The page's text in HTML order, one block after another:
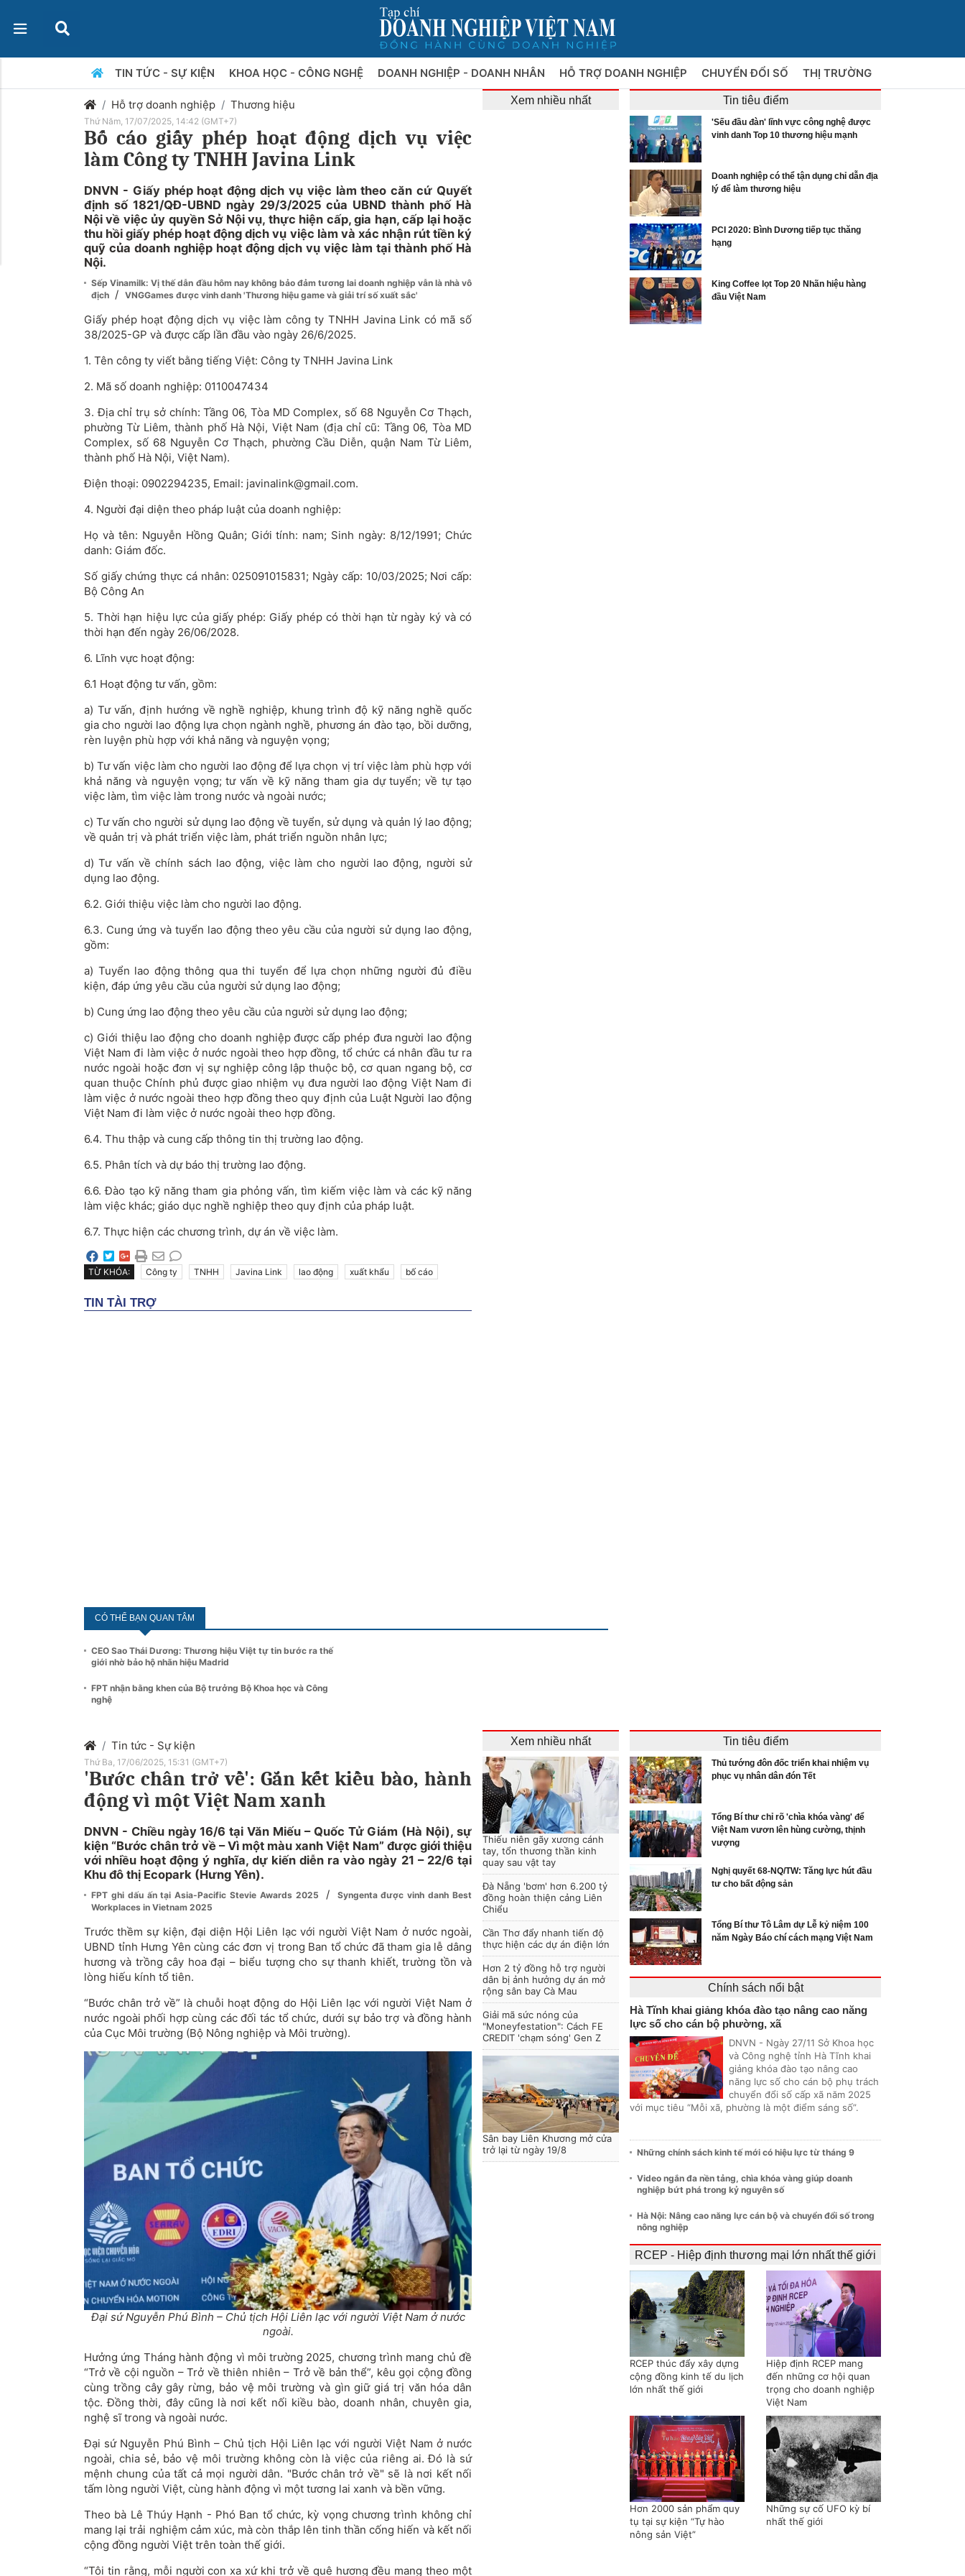
TIN TỨC - SỰ KIỆN KHOA HỌC - CÔNG NGHỆ DOANH NGHIỆP - DOANH NHÂN HỖ TRỢ DOANH NGHIỆP CHUYỂN ĐỔI SỐ THỊ TRƯỜNG
Hỗ trợ doanh nghiệp Thương hiệu
Thứ Năm, 17/07/2025, 14:42 (GMT+7)
Bố cáo giấy phép hoạt động dịch vụ việc
làm Công ty TNHH Javina Link
DNVN - Giấy phép hoạt động dịch vụ việc làm theo căn cứ Quyết
định số 1821/QĐ-UBND ngày 29/3/2025 của UBND thành phố Hà
Nội về việc ủy quyền Sở Nội vụ, thực hiện cấp, gia hạn, cấp lại hoặc
thu hồi giấy phép hoạt động dịch vụ việc làm và xác nhận rút tiền ký
quỹ của doanh nghiệp hoạt động dịch vụ việc làm tại thành phố Hà
Nội.
Sếp Vinamilk: Vị thế dẫn đầu hôm nay không bảo đảm tương lai doanh nghiệp vẫn là nhà vô
địch / VNGGames được vinh danh 'Thương hiệu game và giải trí số xuất sắc'
Giấy phép hoạt động dịch vụ việc làm công ty TNHH Javina Link có mã số
38/2025-GP và được cấp lần đầu vào ngày 26/6/2025.
1. Tên công ty viết bằng tiếng Việt: Công ty TNHH Javina Link
2. Mã số doanh nghiệp: 0110047434
3. Địa chỉ trụ sở chính: Tầng 06, Tòa MD Complex, số 68 Nguyễn Cơ Thạch,
phường Từ Liêm, thành phố Hà Nội, Việt Nam (địa chỉ cũ: Tầng 06, Tòa MD
Complex, số 68 Nguyễn Cơ Thạch, phường Cầu Diễn, quận Nam Từ Liêm,
thành phố Hà Nội, Việt Nam).
Điện thoại: 0902294235, Email: javinalink@gmail.com.
4. Người đại diện theo pháp luật của doanh nghiệp:
Họ và tên: Nguyễn Hồng Quân; Giới tính: nam; Sinh ngày: 8/12/1991; Chức
danh: Giám đốc.
Số giấy chứng thực cá nhân: 025091015831; Ngày cấp: 10/03/2025; Nơi cấp:
Bộ Công An
5. Thời hạn hiệu lực của giấy phép: Giấy phép có thời hạn từ ngày ký và có
thời hạn đến ngày 26/06/2028.
6. Lĩnh vực hoạt động:
6.1 Hoạt động tư vấn, gồm:
a) Tư vấn, định hướng về nghề nghiệp, khung trình độ kỹ năng nghề quốc
gia cho người lao động lựa chọn ngành nghề, phương án đào tạo, bồi dưỡng,
rèn luyện phù hợp với khả năng và nguyện vọng;
b) Tư vấn việc làm cho người lao động để lựa chọn vị trí việc làm phù hợp với
khả năng và nguyện vọng; tư vấn về kỹ năng tham gia dự tuyển; về tự tạo
việc làm, tìm việc làm trong nước và ngoài nước;
c) Tư vấn cho người sử dụng lao động về tuyển, sử dụng và quản lý lao động;
về quản trị và phát triển việc làm, phát triển nguồn nhân lực;
d) Tư vấn về chính sách lao động, việc làm cho người lao động, người sử
dụng lao động.
6.2. Giới thiệu việc làm cho người lao động.
6.3. Cung ứng và tuyển lao động theo yêu cầu của người sử dụng lao động,
gồm:
a) Tuyển lao động thông qua thi tuyển để lựa chọn những người đủ điều
kiện, đáp ứng yêu cầu của người sử dụng lao động;
b) Cung ứng lao động theo yêu cầu của người sử dụng lao động;
c) Giới thiệu lao động cho doanh nghiệp được cấp phép đưa người lao động
Việt Nam đi làm việc ở nước ngoài theo hợp đồng, tổ chức cá nhân đầu tư ra
nước ngoài hoặc đơn vị sự nghiệp công lập thuộc bộ, cơ quan ngang bộ, cơ
quan thuộc Chính phủ được giao nhiệm vụ đưa người lao động Việt Nam đi
làm việc ở nước ngoài theo hợp đồng theo quy định của Luật Người lao động
Việt Nam đi làm việc ở nước ngoài theo hợp đồng.
6.4. Thu thập và cung cấp thông tin thị trường lao động.
6.5. Phân tích và dự báo thị trường lao động.
6.6. Đào tạo kỹ năng tham gia phỏng vấn, tìm kiếm việc làm và các kỹ năng
làm việc khác; giáo dục nghề nghiệp theo quy định của pháp luật.
6.7. Thực hiện các chương trình, dự án về việc làm.
TỪ KHÓA: Công ty TNHH Javina Link lao động xuất khẩu bố cáo
Xem nhiều nhất
CÓ THỂ BẠN QUAN TÂM
CEO Sao Thái Dương: Thương hiệu Việt tự tin bước ra thế
giới nhờ bảo hộ nhãn hiệu Madrid
FPT nhận bằng khen của Bộ trưởng Bộ Khoa học và Công
nghệ
Tin tiêu điểm
'Sếu đầu đàn' lĩnh vực công nghệ được
vinh danh Top 10 thương hiệu mạnh
Doanh nghiệp có thể tận dụng chỉ dẫn địa
lý để làm thương hiệu
PCI 2020: Bình Dương tiếp tục thăng
hạng
King Coffee lọt Top 20 Nhãn hiệu hàng
đầu Việt Nam
Tin tức - Sự kiện
Thứ Ba, 17/06/2025, 15:31 (GMT+7)
'Bước chân trở về': Gắn kết kiều bào, hành
động vì một Việt Nam xanh
DNVN - Chiều ngày 16/6 tại Văn Miếu – Quốc Tử Giám (Hà Nội), sự
kiện “Bước chân trở về – Vì một màu xanh Việt Nam” được giới thiệu
với nhiều hoạt động ý nghĩa, dự kiến diễn ra vào ngày 21 – 22/6 tại
Khu đô thị Ecopark (Hưng Yên).
FPT ghi dấu ấn tại Asia-Pacific Stevie Awards 2025 /
Syngenta được vinh danh Best
Workplaces in Vietnam 2025
Trước thềm sự kiện, đại diện Hội Liên lạc với người Việt Nam ở nước ngoài,
UBND tỉnh Hưng Yên cùng các đơn vị trong Ban tổ chức đã tham gia lễ dâng
hương và trồng cây hoa đại – biểu tượng cho sự thanh khiết, trường tồn và
lòng hiếu kính tổ tiên.
“Bước chân trở về” là chuỗi hoạt động do Hội Liên lạc với người Việt Nam ở
nước ngoài phối hợp cùng các đối tác tổ chức, dưới sự bảo trợ và đồng hành
của Cục Môi trường (Bộ Nông nghiệp và Môi trường).
Đại sứ Nguyễn Phú Bình – Chủ tịch Hội Liên lạc với người Việt Nam ở nước
ngoài.
Hưởng ứng Tháng hành động vì môi trường 2025, chương trình mang chủ đề
“Trở về cội nguồn – Trở về thiên nhiên – Trở về bản thể”, kêu gọi cộng đồng
cùng trồng cây gây rừng, bảo vệ môi trường và gìn giữ giá trị văn hóa dân
tộc. Đồng thời, đây cũng là nơi kết nối kiều bào, doanh nhân, chuyên gia,
nghệ sĩ trong và ngoài nước.
Đại sứ Nguyễn Phú Bình – Chủ tịch Hội Liên lạc với người Việt Nam ở nước
ngoài, chia sẻ, bảo vệ môi trường không còn là việc của riêng ai. Đó là sứ
mệnh chung của tất cả mọi người dân. "Bước chân trở về" sẽ là nơi kết nối
tấm lòng người Việt, cùng hành động vì một tương lai xanh và bền vững.
Theo bà Lê Thúy Hạnh - Phó Ban tổ chức, kỳ vọng chương trình không chỉ
mang lại trải nghiệm cảm xúc, mà còn thắp lên tinh thần cống hiến và kết nối
cộng đồng người Việt trên toàn thế giới.
“Tôi tin rằng, mỗi người con xa xứ khi trở về quê hương đều mang theo một
Xem nhiều nhất
Thiếu niên gãy xương cánh
tay, tổn thương thần kinh
quay sau vật tay
Đà Nẵng 'bơm' hơn 6.200 tỷ
đồng hoàn thiện cảng Liên
Chiểu
Cần Thơ đẩy nhanh tiến độ
thực hiện các dự án điện lớn
Hơn 2 tỷ đồng hỗ trợ người
dân bị ảnh hưởng dự án mở
rộng sân bay Cà Mau
Giải mã sức nóng của
"Moneyfestation": Cách FE
CREDIT 'chạm sóng' Gen Z
Sân bay Liên Khương mở cửa
trở lại từ ngày 19/8
Tin tiêu điểm
Thủ tướng đôn đốc triển khai nhiệm vụ
phục vụ nhân dân đón Tết
Tổng Bí thư chỉ rõ 'chìa khóa vàng' để
Việt Nam vươn lên hùng cường, thịnh
vượng
Nghị quyết 68-NQ/TW: Tăng lực hút đầu
tư cho bất động sản
Tổng Bí thư Tô Lâm dự Lễ kỷ niệm 100
năm Ngày Báo chí cách mạng Việt Nam
Chính sách nổi bật
Hà Tĩnh khai giảng khóa đào tạo nâng cao năng
lực số cho cán bộ phường, xã
DNVN - Ngày 27/11 Sở Khoa học
và Công nghệ tỉnh Hà Tĩnh khai
giảng khóa đào tạo nâng cao
năng lực số cho cán bộ phụ trách
chuyển đổi số cấp xã năm 2025
với mục tiêu “Mỗi xã, phường là một điểm sáng số”.
Những chính sách kinh tế mới có hiệu lực từ tháng 9
Video ngắn đa nền tảng, chìa khóa vàng giúp doanh
nghiệp bứt phá trong kỷ nguyên số
Hà Nội: Nâng cao năng lực cán bộ và chuyển đổi số trong
nông nghiệp
RCEP - Hiệp định thương mại lớn nhất thế giới
RCEP thúc đẩy xây dựng
cộng đồng kinh tế du lịch
lớn nhất thế giới
Hiệp định RCEP mang
đến những cơ hội quan
trọng cho doanh nghiệp
Việt Nam
Hơn 2000 sản phẩm quy
tụ tại sự kiện “Tự hào
nông sản Việt”
Những sự cố UFO kỳ bí
nhất thế giới